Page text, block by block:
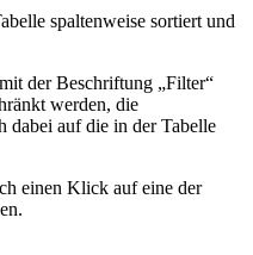
spaltenweise sortiert und
der Beschriftung „Filter“
werden, die
dabei auf die in der Tabelle
einen Klick auf eine der